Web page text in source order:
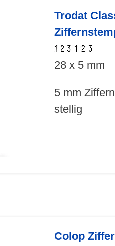
Trodat
28 x 5 mm
5 mm
stellig
Colop